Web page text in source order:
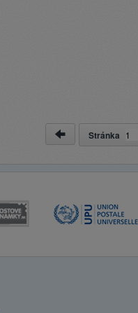
Stránka